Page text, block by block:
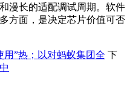
漫长的适配调试周期。软件
方面，是决定芯片价值可否
”热；以对蚂蚁集团全 下